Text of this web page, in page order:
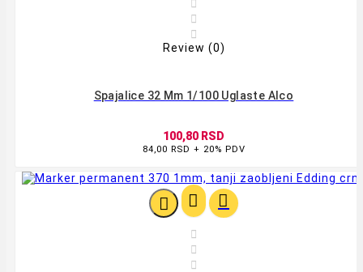



Review (0)
Spajalice 32 Mm 1/100 Uglaste Alco
100,80 RSD
84,00 RSD + 20% PDV
  


